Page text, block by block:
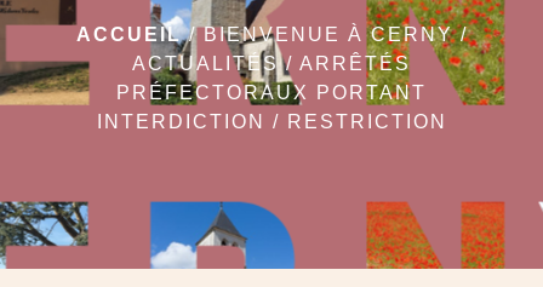
ACCUEIL/BIENVENUE À CERNY/
ACTUALITÉS/ ARRÊTÉS
PRÉFECTORAUX PORTANT
INTERDICTION / RESTRICTION